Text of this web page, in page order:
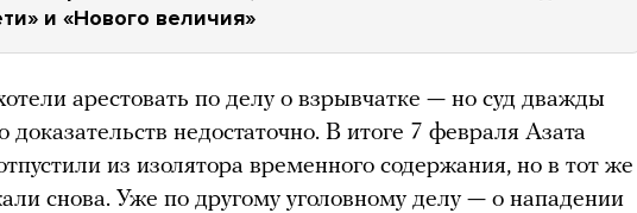
и «Нового величия»
арестовать по делу о взрывчатке — но суд дважды
доказательств недостаточно. В итоге 7 февраля Азата
из изолятора временного содержания, но в тот же
снова. Уже по другому уголовному делу — о нападении